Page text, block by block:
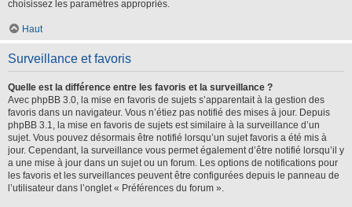
choisissez les paramètres appropriés.
Haut
Surveillance et favoris
Quelle est la différence entre les favoris et la surveillance ?
Avec phpBB 3.0, la mise en favoris de sujets s’apparentait à la gestion des
favoris dans un navigateur. Vous n’étiez pas notifié des mises à jour. Depuis
phpBB 3.1, la mise en favoris de sujets est similaire à la surveillance d’un
sujet. Vous pouvez désormais être notifié lorsqu’un sujet favoris a été mis à
jour. Cependant, la surveillance vous permet également d’être notifié lorsqu’il y
a une mise à jour dans un sujet ou un forum. Les options de notifications pour
les favoris et les surveillances peuvent être configurées depuis le panneau de
l’utilisateur dans l’onglet « Préférences du forum ».